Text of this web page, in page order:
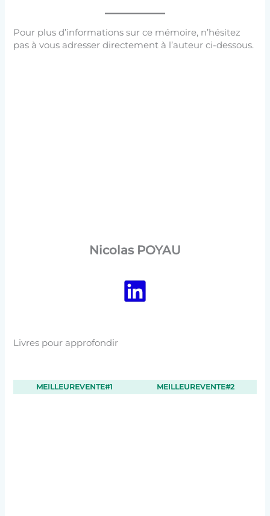
Pour plus d’informations sur ce mémoire, n’hésitez
pas à vous adresser directement à l’auteur ci-dessous.
Nicolas POYAU
Livres pour approfondir
MEILLEUREVENTE#1 MEILLEUREVENTE#2